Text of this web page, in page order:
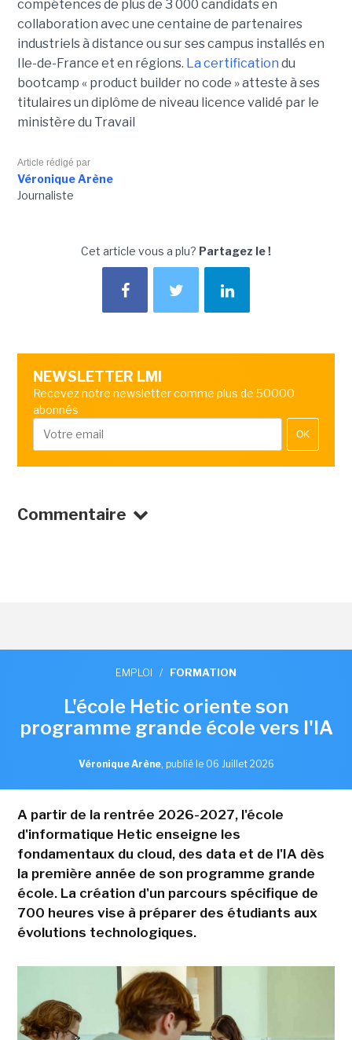
compétences de plus de 3 000 candidats en
collaboration avec une centaine de partenaires
industriels à distance ou sur ses campus installés en
Ile-de-France et en régions. La certification du
bootcamp « product builder no code » atteste à ses
titulaires un diplôme de niveau licence validé par le
ministère du Travail
Article rédigé par
Véronique Arène
Journaliste
Cet article vous a plu? Partagez le !
NEWSLETTER LMI
Recevez notre newsletter comme plus de 50000
abonnés
OK
Commentaire
EMPLOI / FORMATION
L'école Hetic oriente son
programme grande école vers l'IA
Véronique Arène, publié le 06 Juillet 2026
A partir de la rentrée 2026-2027, l'école
d'informatique Hetic enseigne les
fondamentaux du cloud, des data et de l'IA dès
la première année de son programme grande
école. La création d'un parcours spécifique de
700 heures vise à préparer des étudiants aux
évolutions technologiques.